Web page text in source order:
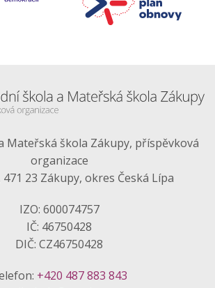
Mateřská škola Zákupy, příspěvková
organizace
471 23 Zákupy, okres Česká Lípa
IZO: 600074757
IČ: 46750428
DIČ: CZ46750428
+420 487 883 843